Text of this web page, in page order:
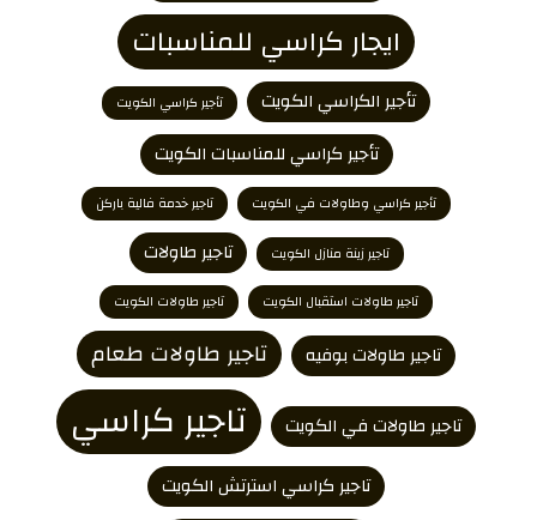
ايجار كراسي للمناسبات
تأجير الكراسي الكويت تأجير كراسي الكويت
تأجير كراسي للمناسبات الكويت
تأجير كراسي وطاولات في الكويت تاجير خدمة فالية باركن
تاجير زينة منازل الكويت تاجير طاولات
تاجير طاولات استقبال الكويت تاجير طاولات الكويت
تاجير طاولات بوفيه تاجير طاولات طعام
تاجير طاولات في الكويت تاجير كراسي
تاجير كراسي استرتش الكويت